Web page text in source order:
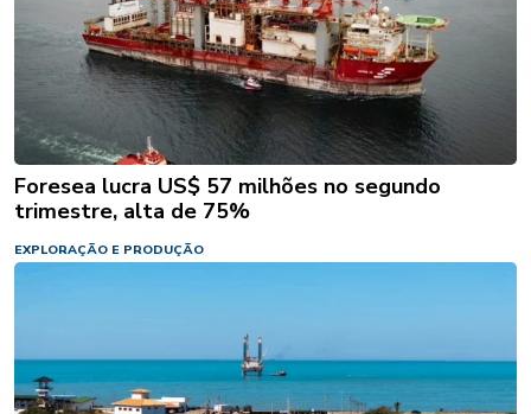
Foresea lucra US$ 57 milhões no segundo
trimestre, alta de 75%
EXPLORAÇÃO E PRODUÇÃO